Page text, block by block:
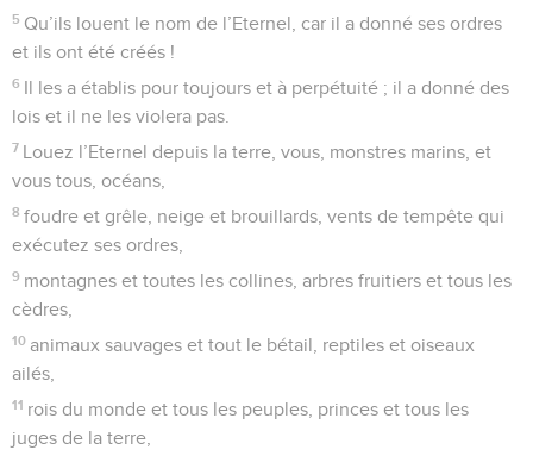
5 Qu’ils louent le nom de l’Eternel, car il a donné ses ordres
et ils ont été créés !
6 Il les a établis pour toujours et à perpétuité ; il a donné des
lois et il ne les violera pas.
7 Louez l’Eternel depuis la terre, vous, monstres marins, et
vous tous, océans,
8 foudre et grêle, neige et brouillards, vents de tempête qui
exécutez ses ordres,
9 montagnes et toutes les collines, arbres fruitiers et tous les
cèdres,
10 animaux sauvages et tout le bétail, reptiles et oiseaux
ailés,
11 rois du monde et tous les peuples, princes et tous les
juges de la terre,